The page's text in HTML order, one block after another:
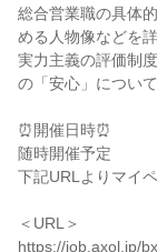
総合営業職の具体
める人物像などを
実力主義の評価制
の「安心」につい
⏰開催日時⏰
随時開催予定
下記URLよりマイ
＜URL＞
https://job.axol.jp/